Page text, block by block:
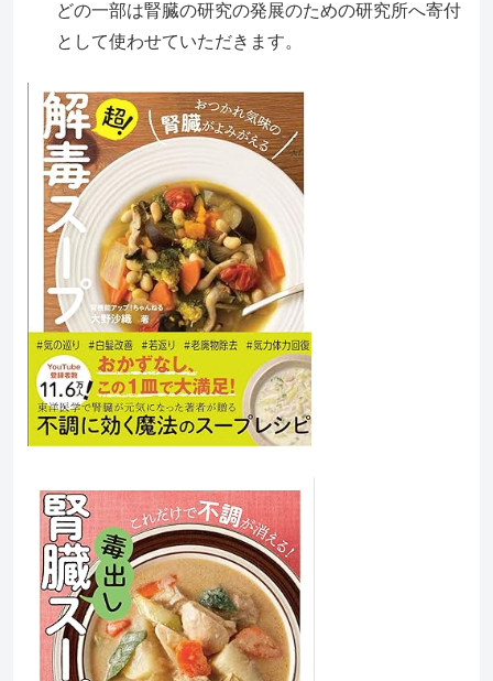
どの一部は腎臓の研究の発展のための研究所へ寄付
として使わせていただきます。